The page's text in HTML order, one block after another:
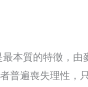
最本質的特徵，由
普遍喪失理性，